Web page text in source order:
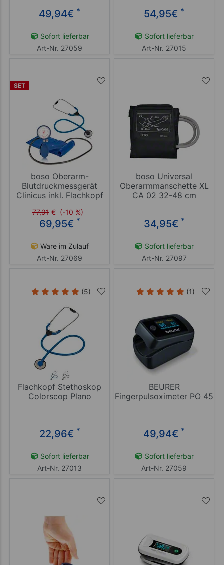
49,94€ *
Sofort lieferbar
Art-Nr. 27059
54,95€ *
Sofort lieferbar
Art-Nr. 27015
SET
boso Oberarm-
Blutdruckmessgerät
Clinicus inkl. Flachkopf
77,91 € (-10 %)
69,95€ *
Ware im Zulauf
Art-Nr. 27069
boso Universal
Oberarmmanschette XL
CA 02 32-48 cm
34,95€ *
Sofort lieferbar
Art-Nr. 27097
(5)
Flachkopf Stethoskop
Colorscop Plano
22,96€ *
Sofort lieferbar
Art-Nr. 27013
(1)
BEURER
Fingerpulsoximeter PO 45
49,94€ *
Sofort lieferbar
Art-Nr. 27059